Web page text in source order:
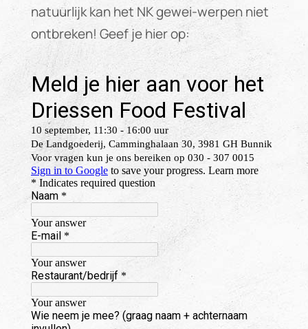
natuurlijk kan het NK gewei-werpen niet
ontbreken! Geef je hier op: